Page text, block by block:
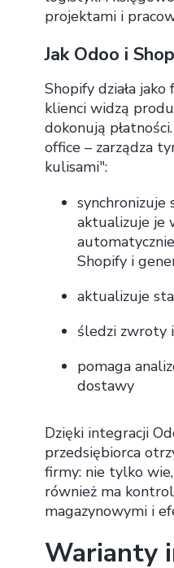
projektami i
Jak Odoo i
Shopify działa
klienci widzą
dokonują
office – zarządza
kulisami":
synchronizuje
aktualizuje je
Shopify i
aktualizuje
śledzi zwroty
pomaga
dostawy
Dzięki integracji
przedsiębiorca
firmy: nie tylko
również ma
magazynowymi i
Warianty